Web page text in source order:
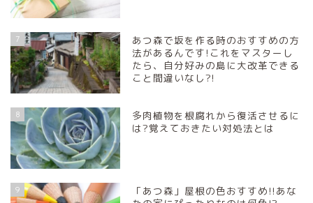
7
あつ森で坂を作る時のおすすめの方
法があるんです!これをマスターし
たら、自分好みの島に大改革できる
こと間違いなし?!
8
多肉植物を根腐れから復活させるに
は?覚えておきたい対処法とは
9
「あつ森」屋根の色おすすめ!!あな